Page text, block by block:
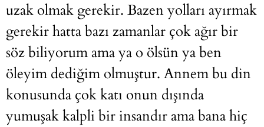
uzak olmak gerekir. Bazen yolları ayırmak
gerekir hatta bazı zamanlar çok ağır bir
söz biliyorum ama ya o ölsün ya ben
öleyim dediğim olmuştur. Annem bu din
konusunda çok katı onun dışında
yumuşak kalpli bir insandır ama bana hiç